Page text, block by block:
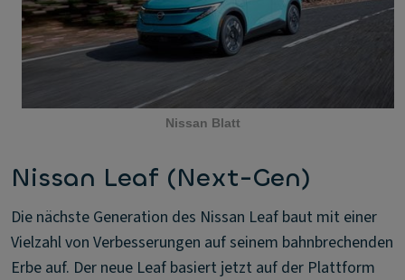
Nissan Blatt
Nissan Leaf (Next-Gen)
Die nächste Generation des Nissan Leaf baut mit einer
Vielzahl von Verbesserungen auf seinem bahnbrechenden
Erbe auf. Der neue Leaf basiert jetzt auf der Plattform